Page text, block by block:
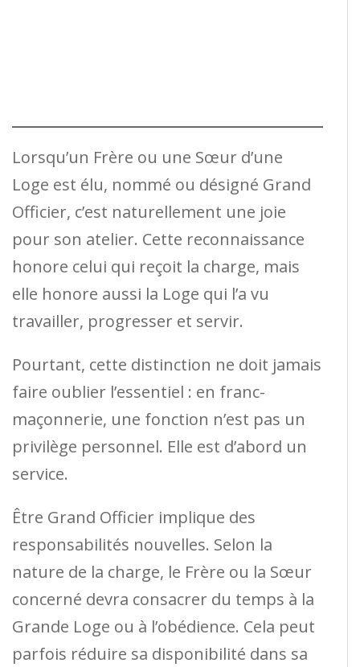
Lorsqu’un Frère ou une Sœur d’une
Loge est élu, nommé ou désigné Grand
Officier, c’est naturellement une joie
pour son atelier. Cette reconnaissance
honore celui qui reçoit la charge, mais
elle honore aussi la Loge qui l’a vu
travailler, progresser et servir.
Pourtant, cette distinction ne doit jamais
faire oublier l’essentiel : en franc-
maçonnerie, une fonction n’est pas un
privilège personnel. Elle est d’abord un
service.
Être Grand Officier implique des
responsabilités nouvelles. Selon la
nature de la charge, le Frère ou la Sœur
concerné devra consacrer du temps à la
Grande Loge ou à l’obédience. Cela peut
parfois réduire sa disponibilité dans sa